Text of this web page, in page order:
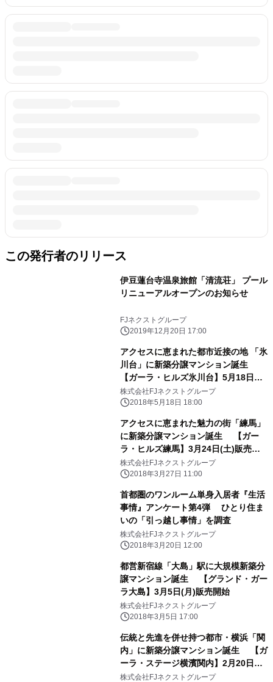
この発行者のリリース
伊豆蓮台寺温泉旅館「清流荘」 プール
リニューアルオープンのお知らせ
FJネクストグループ
2019年12月20日 17:00
アクセスに恵まれた都市近接の地 「氷
川台」に新築分譲マンション誕生
【ガーラ・ヒルズ氷川台】5月18日
(金)販売開始
株式会社FJネクストグループ
2018年5月18日 18:00
アクセスに恵まれた魅力の街「練馬」
に新築分譲マンション誕生 【ガー
ラ・ヒルズ練馬】3月24日(土)販売開
始
株式会社FJネクストグループ
2018年3月27日 11:00
首都圏のワンルーム単身入居者『生活
事情』アンケート第4弾 ひとり住ま
いの「引っ越し事情」を調査
株式会社FJネクストグループ
2018年3月20日 12:00
都営新宿線「大島」駅に大規模新築分
譲マンション誕生 【グランド・ガー
ラ大島】3月5日(月)販売開始
株式会社FJネクストグループ
2018年3月5日 17:00
伝統と先進を併せ持つ都市・横浜「関
内」に新築分譲マンション誕生 【ガ
ーラ・ステージ横濱関内】2月20日
(火)販売開始
株式会社FJネクストグループ